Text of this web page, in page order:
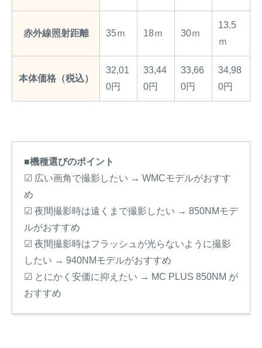
赤外線照射距離 35ｍ 18ｍ 30ｍ
13.5
ｍ
本体価格（税込）
32,01
0円
33,44
0円
33,66
0円
34,98
0円
■機種選びのポイント
☑ 広い画角で撮影したい → WMCモデルがおすす
め
☑ 夜間撮影時は遠くまで撮影したい → 850NMモデ
ルがおすすめ
☑ 夜間撮影時はフラッシュが光らないように撮影
したい → 940NMモデルがおすすめ
☑ とにかく安価に抑えたい → MC PLUS 850NM が
おすすめ